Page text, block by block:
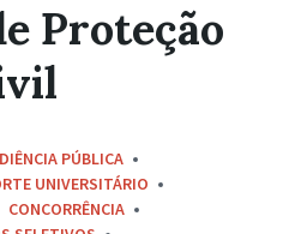
Proteção
PÚBLICA
UNIVERSITÁRIO
CONCORRÊNCIA